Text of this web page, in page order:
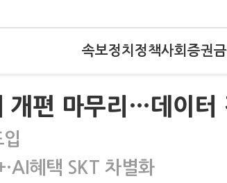
속보정치 정책사회 증권
개편 마무리…데이터
혜택 SKT 차별화